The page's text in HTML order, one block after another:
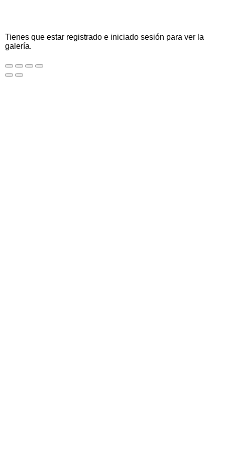
Tienes que estar registrado e iniciado sesión para ver la
galería.